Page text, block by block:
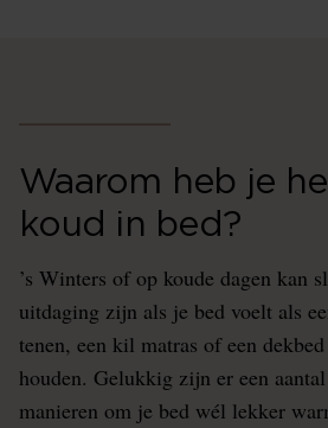
Waarom heb je
koud in bed?
’s Winters of op koude dagen kan
uitdaging zijn als je bed voelt als
tenen, een kil matras of een
houden. Gelukkig zijn er een
manieren om je bed wél lekker